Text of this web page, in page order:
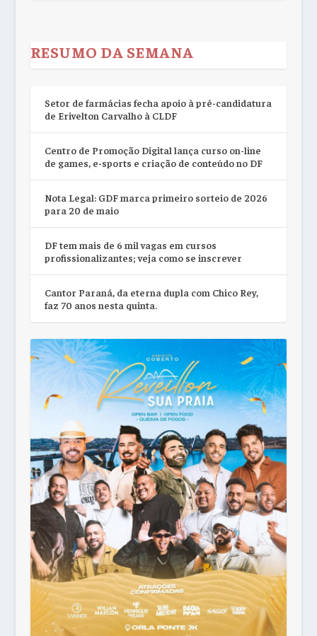
RESUMO DA SEMANA
Setor de farmácias fecha apoio à pré-candidatura
de Erivelton Carvalho à CLDF
Centro de Promoção Digital lança curso on-line
de games, e-sports e criação de conteúdo no DF
Nota Legal: GDF marca primeiro sorteio de 2026
para 20 de maio
DF tem mais de 6 mil vagas em cursos
profissionalizantes; veja como se inscrever
Cantor Paraná, da eterna dupla com Chico Rey,
faz 70 anos nesta quinta.